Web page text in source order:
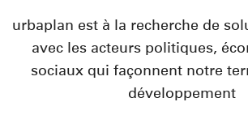
urbaplan est à la recherche de
avec les acteurs politiques,
sociaux qui façonnent notre
développement